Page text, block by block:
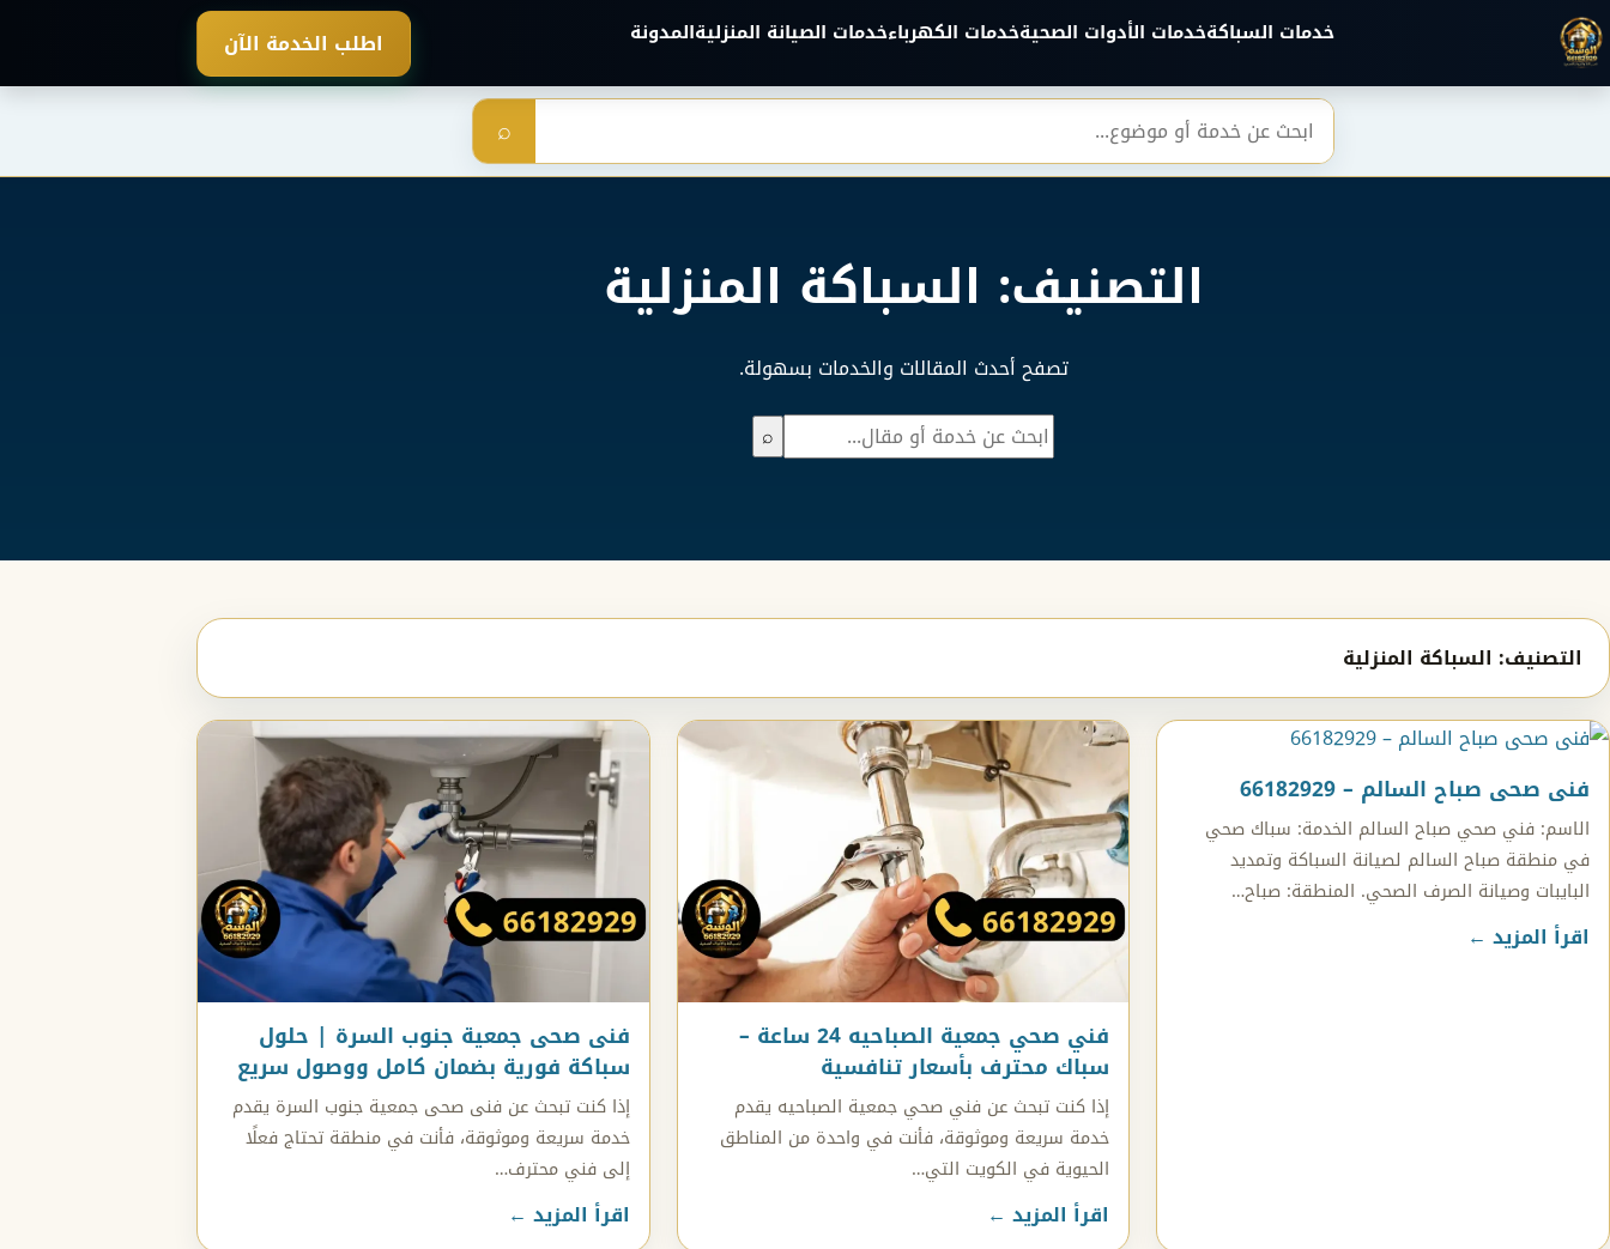
تخطي إلى المحتوى الرئيسي خدمات السباكةخدمات الأدوات الصحيةخدمات الكهرباءخدمات الصيانة المنزليةالمدونة
اطلب الخدمة الآن
بحث
⌕
التصنيف: السباكة المنزلية
تصفح أحدث المقالات والخدمات بسهولة.
بحث
⌕
التصنيف: السباكة المنزلية
فنى صحى صباح السالم – 66182929
الاسم: فني صحي صباح السالم الخدمة: سباك صحي
في منطقة صباح السالم لصيانة السباكة وتمديد
البايبات وصيانة الصرف الصحي. المنطقة: صباح…
اقرأ المزيد ←
فني صحي جمعية الصباحيه 24 ساعة –
سباك محترف بأسعار تنافسية
إذا كنت تبحث عن فني صحي جمعية الصباحيه يقدم
خدمة سريعة وموثوقة، فأنت في واحدة من المناطق
الحيوية في الكويت التي…
اقرأ المزيد ←
فنى صحى جمعية جنوب السرة | حلول
سباكة فورية بضمان كامل ووصول سريع
إذا كنت تبحث عن فنى صحى جمعية جنوب السرة يقدم
خدمة سريعة وموثوقة، فأنت في منطقة تحتاج فعلًا
إلى فني محترف…
اقرأ المزيد ←